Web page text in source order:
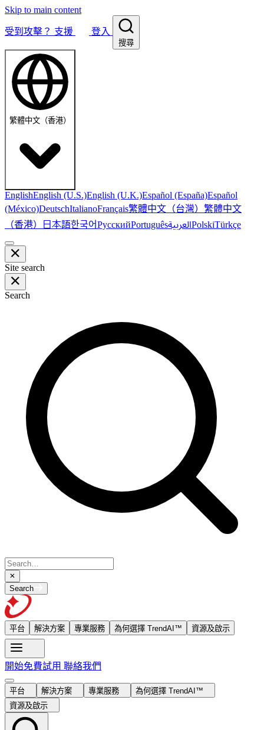
Skip to main content
受到攻擊？ 支援 登入
搜尋
繁體中文（香港）
EnglishEnglish (U.S.)English (U.K.)Español (España)Español
(México)DeutschItalianoFrançais繁體中文（台灣） 繁體中文
（香港） 日本語한국어РусскийPortuguêsالعربيةPolskiTürkçe
Site search
Search
Search
平台 解決方案 專業服務 為何選擇 TrendAI™ 資源及啟示
開始免費試用 聯絡我們
平台 解決方案 專業服務
為何選擇 TrendAI™
資源及啟示